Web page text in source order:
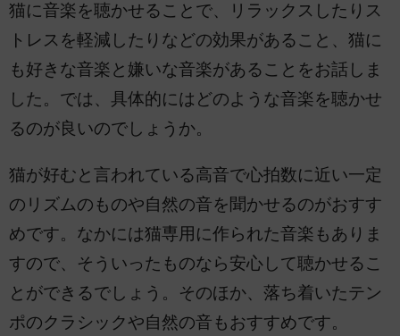
猫に音楽を聴かせることで、リラックスしたりス
トレスを軽減したりなどの効果があること、猫に
も好きな音楽と嫌いな音楽があることをお話しま
した。では、具体的にはどのような音楽を聴かせ
るのが良いのでしょうか。
猫が好むと言われている高音で心拍数に近い一定
のリズムのものや自然の音を聞かせるのがおすす
めです。なかには猫専用に作られた音楽もありま
すので、そういったものなら安心して聴かせるこ
とができるでしょう。そのほか、落ち着いたテン
ポのクラシックや自然の音もおすすめです。